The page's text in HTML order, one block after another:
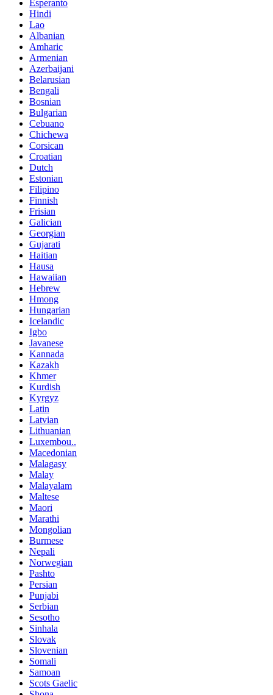
Esperanto
Hindi
Lao
Albanian
Amharic
Armenian
Azerbaijani
Belarusian
Bengali
Bosnian
Bulgarian
Cebuano
Chichewa
Corsican
Croatian
Dutch
Estonian
Filipino
Finnish
Frisian
Galician
Georgian
Gujarati
Haitian
Hausa
Hawaiian
Hebrew
Hmong
Hungarian
Icelandic
Igbo
Javanese
Kannada
Kazakh
Khmer
Kurdish
Kyrgyz
Latin
Latvian
Lithuanian
Luxembou..
Macedonian
Malagasy
Malay
Malayalam
Maltese
Maori
Marathi
Mongolian
Burmese
Nepali
Norwegian
Pashto
Persian
Punjabi
Serbian
Sesotho
Sinhala
Slovak
Slovenian
Somali
Samoan
Scots Gaelic